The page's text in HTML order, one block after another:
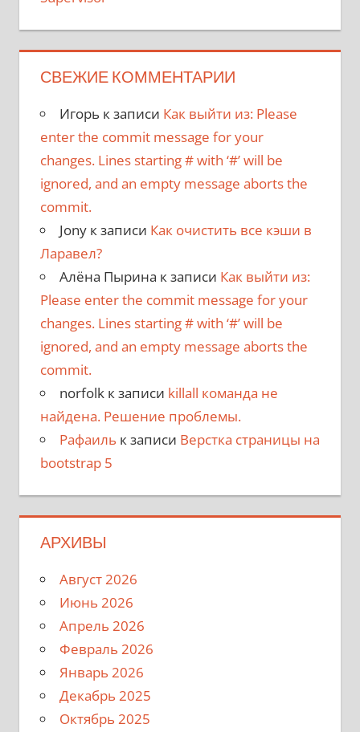
СВЕЖИЕ КОММЕНТАРИИ
Игорь к записи Как выйти из: Please
enter the commit message for your
changes. Lines starting # with ‘#’ will be
ignored, and an empty message aborts the
commit.
Jonyк записи Как очистить все кэши в
Ларавел?
Алёна Пырина к записи Как выйти из:
Please enter the commit message for your
changes. Lines starting # with ‘#’ will be
ignored, and an empty message aborts the
commit.
norfolkк записи killall команда не
найдена. Решение проблемы.
Рафаиль к записи Верстка страницы на
bootstrap 5
АРХИВЫ
Август 2026
Июнь 2026
Апрель 2026
Февраль 2026
Январь 2026
Декабрь 2025
Октябрь 2025